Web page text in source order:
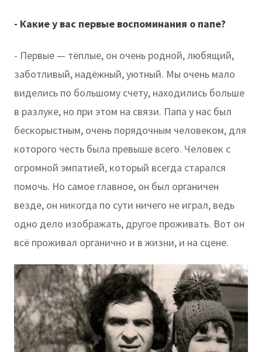
- Какие у вас первые воспоминания о папе?
- Первые — тёплые, он очень родной, любящий,
заботливый, надёжный, уютный. Мы очень мало
виделись по большому счету, находились больше
в разлуке, но при этом на связи. Папа у нас был
бескорыстным, очень порядочным человеком, для
которого честь была превыше всего. Человек с
огромной эмпатией, который всегда старался
помочь. Но самое главное, он был органичен
везде, он никогда по сути ничего не играл, ведь
одно дело изображать, другое проживать. Вот он
всё проживал органично и в жизни, и на сцене.